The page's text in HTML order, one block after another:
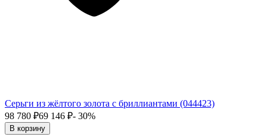
Серьги из жёлтого золота с бриллиантами (044423)
98 780 ₽69 146 ₽- 30%
В корзину